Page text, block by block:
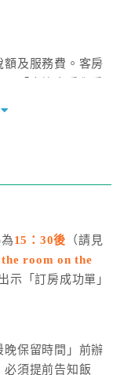
額及服務費。客房
算及辦理。
15：30後 （請見
room on the
示「訂房成功單」
保留時間」前辦
必須提前告知飯